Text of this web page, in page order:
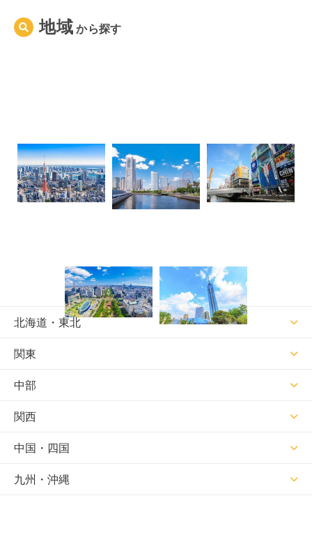
地域から探す
東京都 神奈川県 大阪府
愛知県 福岡県
北海道・東北
関東
中部
関西
中国・四国
九州・沖縄